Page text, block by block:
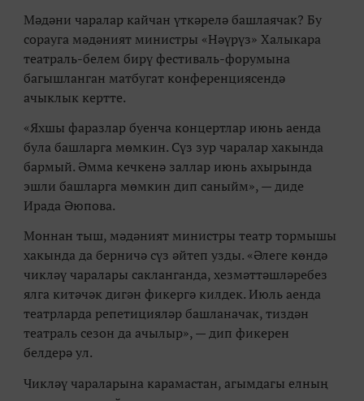
Мәдәни чаралар кайчан үткәрелә башлаячак? Бу
сорауга мәдәният министры «Нәүрүз» Халыкара
театраль-белем бирү фестиваль-форумына
багышланган матбугат конференциясендә
ачыклык кертте.
«Яхшы фаразлар буенча концертлар июнь аенда
була башларга мөмкин. Сүз зур чаралар хакында
бармый. Әмма кечкенә заллар июнь ахырында
эшли башларга мөмкин дип саныйм», — диде
Ирада Әюпова.
Моннан тыш, мәдәният министры театр тормышы
хакында да берничә сүз әйтеп узды. «Әлеге көндә
чикләү чаралары сакланганда, хезмәттәшләребез
ялга китәчәк дигән фикергә килдек. Июль аенда
театрларда репетицияләр башланачак, тиздән
театраль сезон да ачылыр»,—дип фикерен
белдерә ул.
Чикләү чараларына карамастан, агымдагы елның